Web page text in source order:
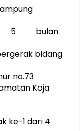
5 bulan
bidang
no.73
Koja
ke-1 dari 4